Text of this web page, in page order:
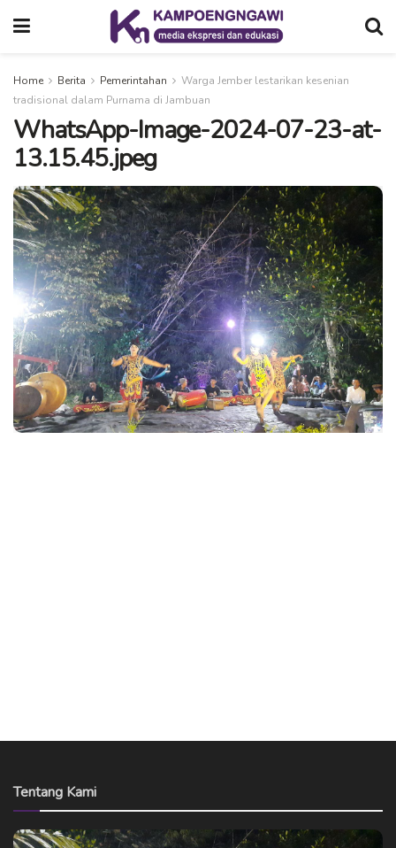
Home Berita Pemerintahan
Warga Jember lestarikan kesenian
tradisional dalam Purnama di Jambuan
WhatsApp-Image-2024-07-23-at-
13.15.45.jpeg
Tentang Kami